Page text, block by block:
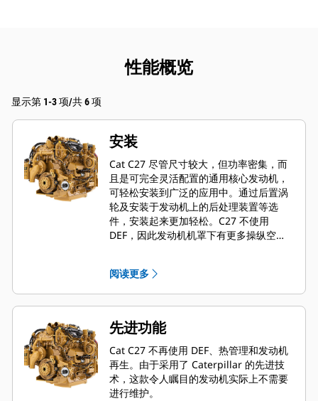
性能概览
显示第 1-3 项/共 6 项
安装
Cat C27 尽管尺寸较大，但功率密集，而
且是可完全灵活配置的通用核心发动机，
可轻松安装到广泛的应用中。通过后置涡
轮及安装于发动机上的后处理装置等选
件，安装起来更加轻松。C27 不使用
DEF，因此发动机机罩下有更多操纵空
阅读更多
先进功能
Cat C27 不再使用 DEF、热管理和发动机
再生。由于采用了 Caterpillar 的先进技
术，这款令人瞩目的发动机实际上不需要
进行维护。